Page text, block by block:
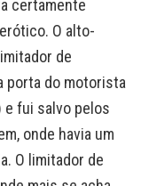
certamente
O alto-
de
porta do motorista
e fui salvo pelos
onde havia um
O limitador de